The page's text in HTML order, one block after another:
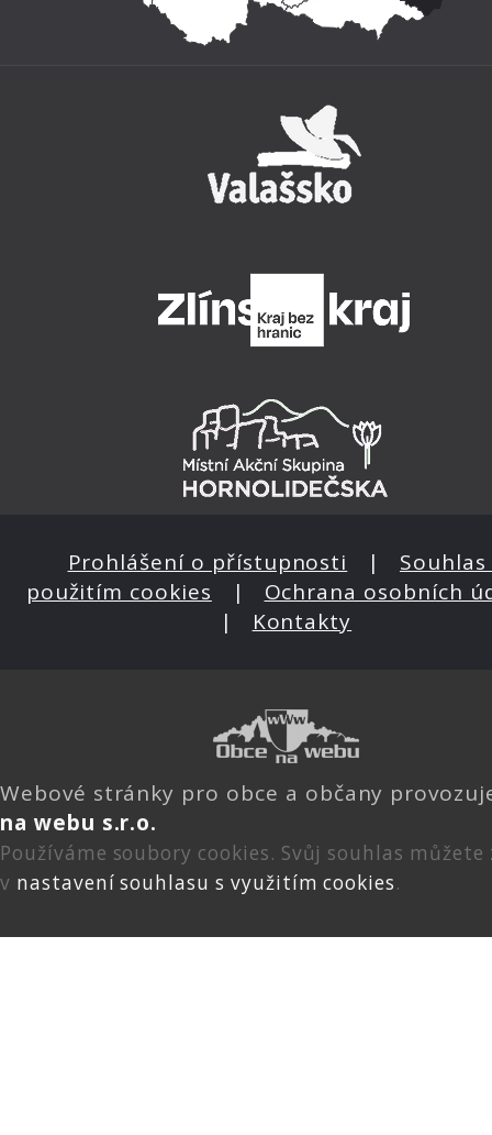
Prohlášení o přístupnosti | Souhlas
použitím cookies | Ochrana osobních
| Kontakty
Webové stránky pro obce a občany
na webu s.r.o.
Používáme soubory cookies. Svůj souhlas
v nastavení souhlasu s využitím cookies.